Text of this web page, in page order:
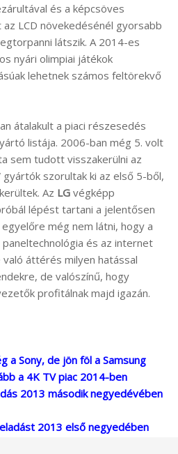
és a képcsöves
LCD növekedésénél gyorsabb
látszik. A 2014-es
nyári olimpiai játékok
lehetnek számos feltörekvő
átalakult a piaci részesedés
listája. 2006-ban még 5. volt
sem tudott visszakerülni az
szorultak ki az első 5-ből,
Az LG végképp
lépést tartani a jelentősen
egyelőre még nem látni, hogy a
és az internet
áttérés milyen hatással
de valószínű, hogy
profitálnak majd igazán.
a Sony, de jön föl a Samsung
a 4K TV piac 2014-ben
2013 második negyedévében
2013 első negyedében